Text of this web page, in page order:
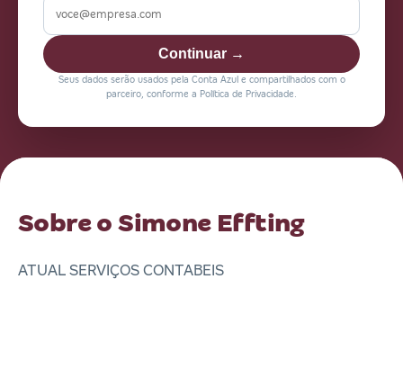
Continuar →
Seus dados serão usados pela Conta Azul e compartilhados com o
parceiro, conforme a Política de Privacidade.
Sobre o Simone Effting
ATUAL SERVIÇOS CONTABEIS